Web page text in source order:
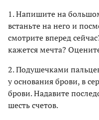
1. Напишите на
встаньте на него и
смотрите вперед
кажется мечта?
2. Подушечками
у основания брови, в
брови. Надавите
шесть счетов.